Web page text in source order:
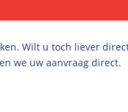
Wilt u toch liever
we uw aanvraag direct.